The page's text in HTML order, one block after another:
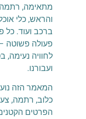
מתאימה, רתמה
והראש, כלי
ברכב ועוד. כל
פעולה פשוטה
לחוויה
ועבורנו.
המאמר הזה
כלוב, רתמה,
הפרטים